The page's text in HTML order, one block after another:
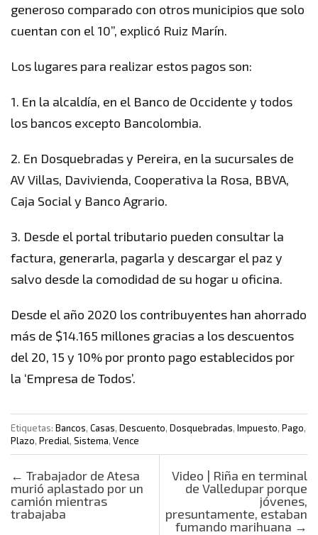
generoso comparado con otros municipios que solo
cuentan con el 10”, explicó Ruiz Marín.
Los lugares para realizar estos pagos son:
1. En la alcaldía, en el Banco de Occidente y todos
los bancos excepto Bancolombia.
2. En Dosquebradas y Pereira, en la sucursales de
AV Villas, Davivienda, Cooperativa la Rosa, BBVA,
Caja Social y Banco Agrario.
3. Desde el portal tributario pueden consultar la
factura, generarla, pagarla y descargar el paz y
salvo desde la comodidad de su hogar u oficina.
Desde el año 2020 los contribuyentes han ahorrado
más de $14.165 millones gracias a los descuentos
del 20, 15 y 10% por pronto pago establecidos por
la ‘Empresa de Todos’.
Etiquetas: Bancos, Casas, Descuento, Dosquebradas, Impuesto, Pago,
Plazo, Predial, Sistema, Vence
Post navigation
← Trabajador de Atesa
murió aplastado por un
camión mientras
trabajaba
Video | Riña en terminal
de Valledupar porque
jóvenes,
presuntamente, estaban
fumando marihuana →